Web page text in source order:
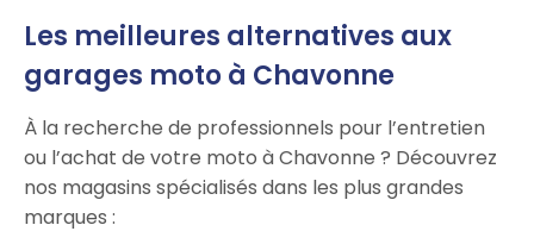
Les meilleures alternatives aux
garages moto à Chavonne
À la recherche de professionnels pour l’entretien
ou l’achat de votre moto à Chavonne ? Découvrez
nos magasins spécialisés dans les plus grandes
marques :